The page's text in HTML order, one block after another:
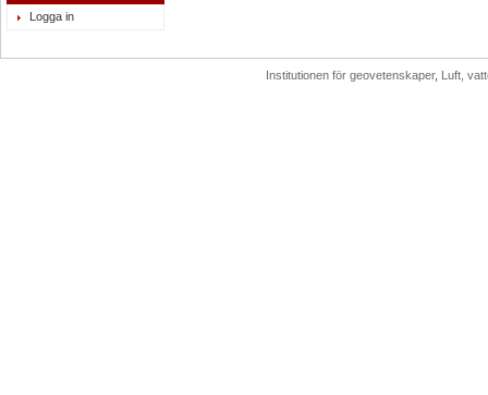
Logga in
Institutionen för geovetenskaper, Luft,